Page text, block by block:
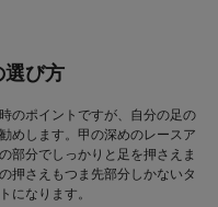
び方
のポイントですが、自分の足の
めします。甲の深めのレースア
部分でしっかりと足を押さえま
押さえもつま先部分しかないタ
になります。